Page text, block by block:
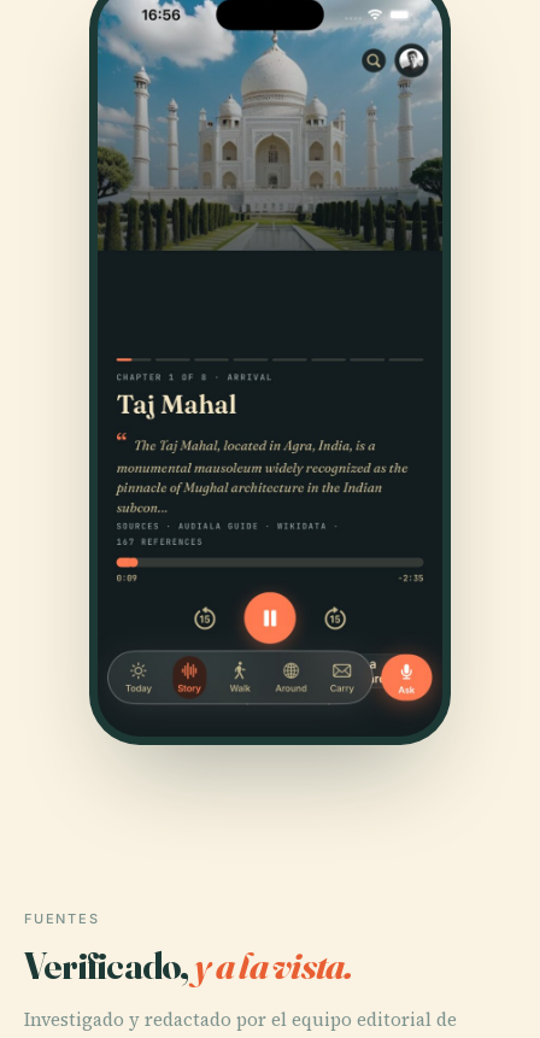
FUENTES
Verificado,y a la vista.
Investigado y redactado por el equipo editorial de